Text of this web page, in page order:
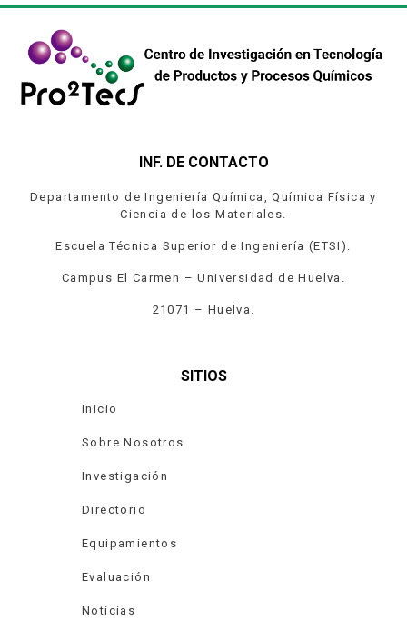
INF. DE CONTACTO
Departamento de Ingeniería Química, Química Física y
Ciencia de los Materiales.
Escuela Técnica Superior de Ingeniería (ETSI).
Campus El Carmen – Universidad de Huelva.
21071 – Huelva.
SITIOS
Inicio
Sobre Nosotros
Investigación
Directorio
Equipamientos
Evaluación
Noticias